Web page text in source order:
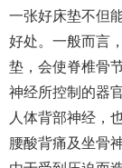
一张好床垫不但
好处。一般而言
垫，会使脊椎骨
神经所控制的器
人体背部神经，
腰酸背痛及坐骨